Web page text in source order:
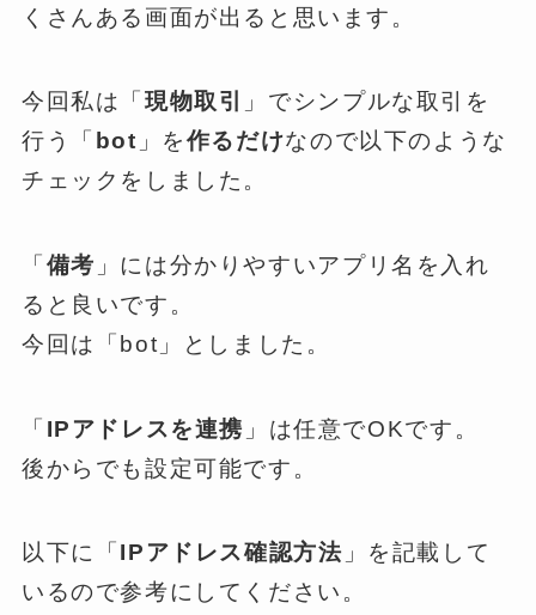
くさんある画面が出ると思います。
今回私は「 現物取引
」でシンプルな取引を
行う「 bot 」を作るだけなので以下のような
チェックをしました。
「 備考 」には分かりやすいアプリ名を入れ
ると良いです。
今回は「bot」としました。
「 IPアドレスを連携 」は任意でOKです。
後からでも設定可能です。
以下に「 IPアドレス確認方法 」を記載して
いるので参考にしてください。